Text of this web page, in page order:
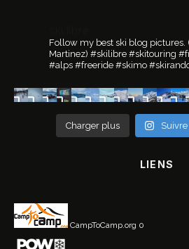
Follow my best ski blog pictures.
Martinez) #skilibre #skitouring
#alps #freeride #skimo
Charger plus
LIENS
CampToCamp.org 0